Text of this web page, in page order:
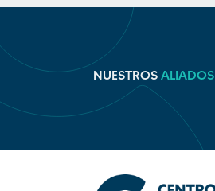
NUESTROS ALIADOS